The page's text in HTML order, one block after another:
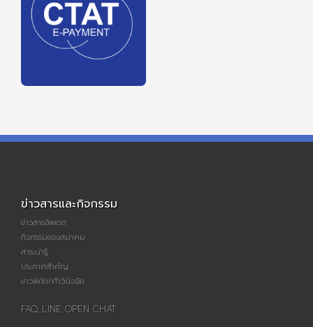
ข่าวสารและกิจกรรม
ข่าวสารอัพเดต
กิจกรรมของสมาคม
สาระน่ารู้
ประกาศสำคัญ
ข่าวพิกัด/คำวินิจฉัย
FAQ LINE OPEN CHAT